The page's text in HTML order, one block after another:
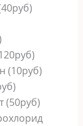
(10руб)
(50руб)